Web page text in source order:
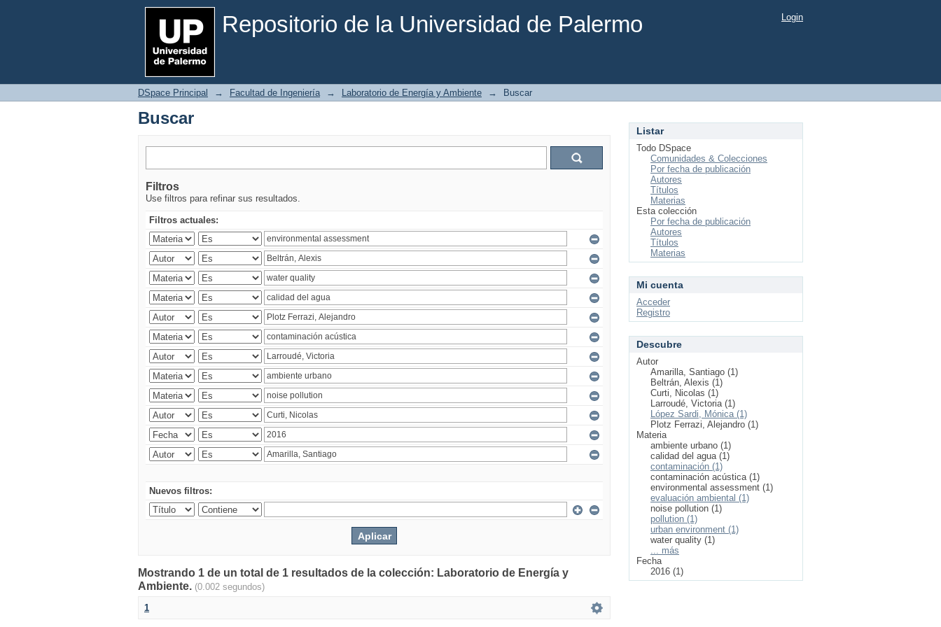
Repositorio de la Universidad de Palermo
Buscar Login
DSpace Principal → Facultad de Ingeniería → Laboratorio de Energía y Ambiente → Buscar
Buscar
Filtros
Use filtros para refinar sus resultados.
Filtros actuales:
Nuevos filtros:
Mostrando 1 de un total de 1 resultados de la colección: Laboratorio de Energía y
Ambiente. (0.002 segundos)
1
Listar
Todo DSpace
Comunidades & Colecciones
Por fecha de publicación
Autores
Títulos
Materias
Esta colección
Por fecha de publicación
Autores
Títulos
Materias
Mi cuenta
Acceder
Registro
Descubre
Autor
Amarilla, Santiago (1)
Beltrán, Alexis (1)
Curti, Nicolas (1)
Larroudé, Victoria (1)
López Sardi, Mónica (1)
Plotz Ferrazi, Alejandro (1)
Materia
ambiente urbano (1)
calidad del agua (1)
contaminación (1)
contaminación acústica (1)
environmental assessment (1)
evaluación ambiental (1)
noise pollution (1)
pollution (1)
urban environment (1)
water quality (1)
... más
Fecha
2016 (1)